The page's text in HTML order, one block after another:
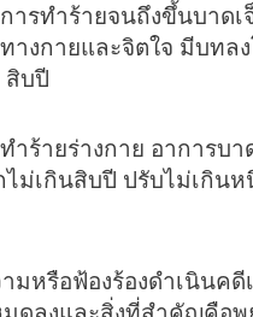
รทำร้ายจนถึงขึ้นบาด
างกายและจิตใจ มีบทล
สิบปี
ร้ายร่างกาย อาการบ
เกินสิบปี ปรับไม่เกิน
หรือฟ้องร้องดำเนินค